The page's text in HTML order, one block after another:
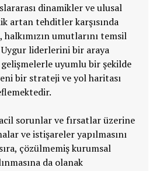
dinamikler ve ulusal
artan tehditler karşısında
umutlarını temsil
liderlerini bir araya
uyumlu bir şekilde
bir strateji ve yol haritası
sorunlar ve fırsatlar üzerine
ve istişareler yapılmasını
çözülmemiş kurumsal
da olanak